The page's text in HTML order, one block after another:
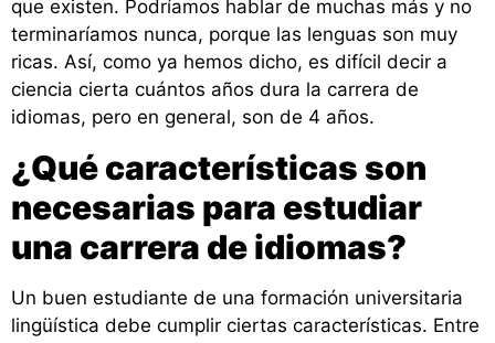
que existen. Podríamos hablar de muchas más y no
terminaríamos nunca, porque las lenguas son muy
ricas. Así, como ya hemos dicho, es difícil decir a
ciencia cierta cuántos años dura la carrera de
idiomas, pero en general, son de 4 años.
¿Qué características son
necesarias para estudiar
una carrera de idiomas?
Un buen estudiante de una formación universitaria
lingüística debe cumplir ciertas características. Entre